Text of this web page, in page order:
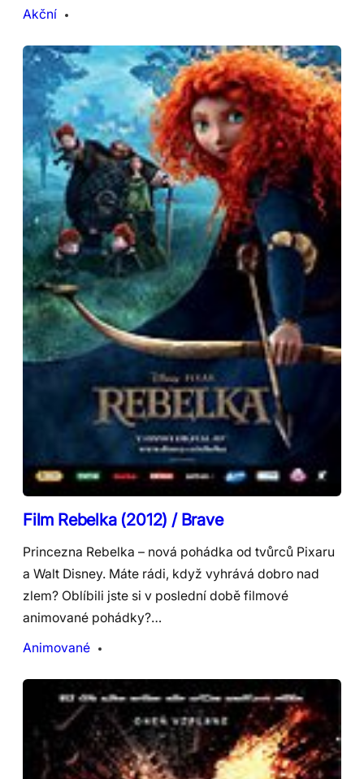
Akční
Film Rebelka (2012) / Brave
Princezna Rebelka – nová pohádka od tvůrců Pixaru
a Walt Disney. Máte rádi, když vyhrává dobro nad
zlem? Oblíbili jste si v poslední době filmové
animované pohádky?…
Animované